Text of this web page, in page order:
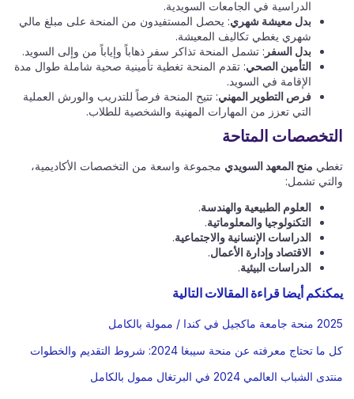
الدراسية في الجامعات السويدية.
بدل معيشة شهري: يحصل المستفيدون من المنحة على مبلغ مالي
شهري يغطي تكاليف المعيشة.
بدل السفر : تشمل المنحة تذاكر سفر ذهاباً وإياباً من وإلى السويد.
التأمين الصحي: تقدم المنحة تغطية تأمينية صحية شاملة طوال مدة
الإقامة في السويد.
فرص التطوير المهني: تتيح المنحة فرصاً للتدريب والورش العملية
التي تعزز من المهارات المهنية والشخصية للطلاب.
التخصصات المتاحة
تغطي منح المعهد السويدي مجموعة واسعة من التخصصات الأكاديمية،
والتي تشمل:
العلوم الطبيعية والهندسة.
التكنولوجيا والمعلوماتية.
الدراسات الإنسانية والاجتماعية.
الاقتصاد وإدارة الأعمال.
الدراسات البيئية.
يمكنكم أيضا قراءة المقالات التالية
2025 منحة جامعة ماكجيل في كندا / ممولة بالكامل
كل ما تحتاج معرفته عن منحة سيبغا 2024: شروط التقديم والخطوات
منتدى الشباب العالمي 2024 في البرتغال ممول بالكامل